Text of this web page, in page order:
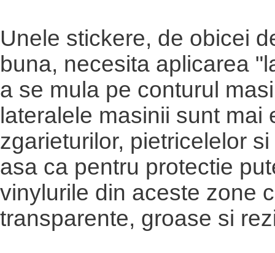
Unele stickere, de obicei
buna, necesita aplicarea
a se mula pe conturul
lateralele masinii sunt mai
zgarieturilor, pietricelelor
asa ca pentru protectie
vinylurile din aceste zone
transparente, groase si